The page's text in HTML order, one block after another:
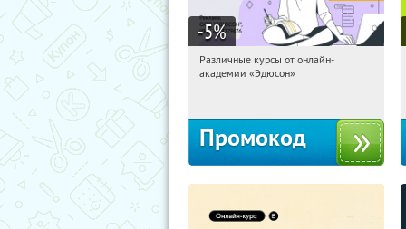
-5%
08:39:54 Получили:
Различные курсы от онлайн-
академии «Эдюсон»
Промокод